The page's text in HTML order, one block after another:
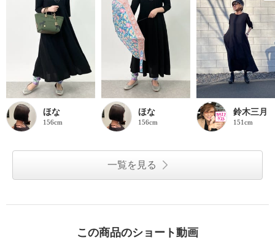
ほな
156cm
ほな
156cm
鈴木三月
151cm
一覧を見る
この商品のショート動画